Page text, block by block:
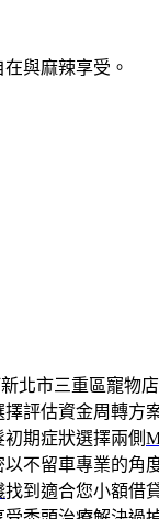
與麻辣享受。
北市三重區寵物
擇評估資金周轉方
期症狀選擇兩側
不留車專業的角
找到適合您小額借